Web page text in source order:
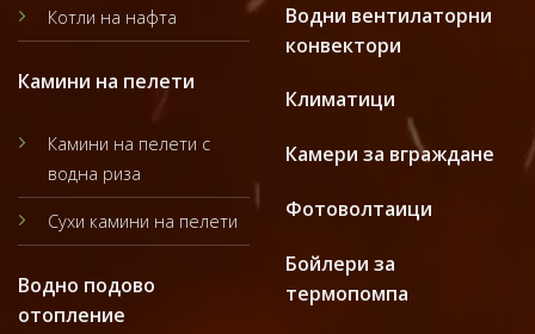
Котли на нафта
Камини на пелети
Камини на пелети с
водна риза
Сухи камини на пелети
Водно подово
отопление
Водни вентилаторни
конвектори
Климатици
Камери за вграждане
Фотоволтаици
Бойлери за
термопомпа